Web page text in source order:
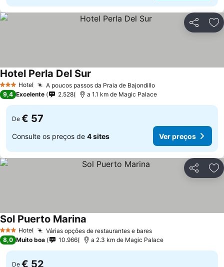
Partilhar
3 EstrelasHotel A poucos passos da Praia de BajondilloVer preços
Hotel Perla Del Sur
9,4 Excelente 2.528 a 1.1 km de Magic Palace
De € 57
Consulte os preços de 4 sites Ver preços
Partilhar
3 EstrelasHotel Várias opções de restaurantes e baresVer preços
Sol Puerto Marina
8,0 Muito boa 10.966 a 2.3 km de Magic Palace
De € 52